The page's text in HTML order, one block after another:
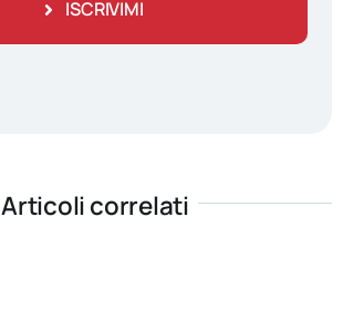
ISCRIVIMI
Articoli correlati